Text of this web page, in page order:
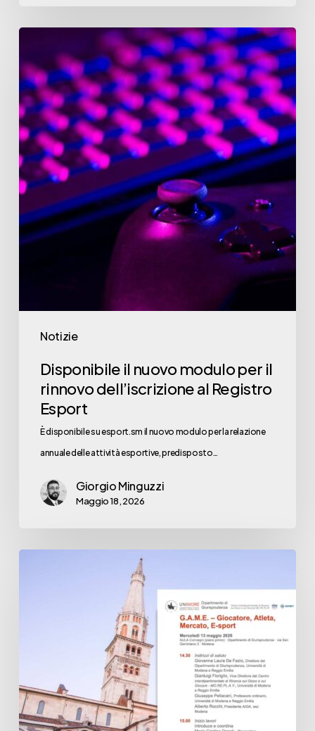
Notizie
Disponibile il nuovo modulo per il
rinnovo dell’iscrizione al Registro
Esport
È disponibile su esport.sm il nuovo modulo per la relazione
annuale delle attività esportive, predisposto…
Giorgio Minguzzi
Maggio 18, 2026